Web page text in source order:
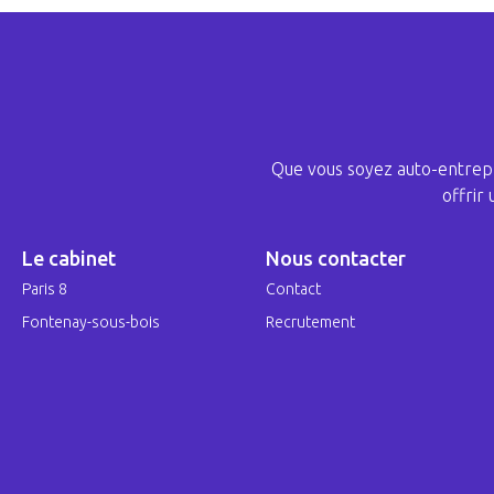
Que vous soyez auto-
offrir
Le cabinet
Paris 8
Fontenay-sous-bois
Nous contacter
Contact
Recrutement